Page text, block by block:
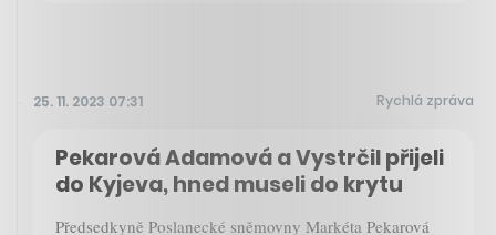
25. 11. 2023 07:31 Rychlá zpráva
Pekarová Adamová a Vystrčil přijeli
do Kyjeva, hned museli do krytu
Předsedkyně Poslanecké sněmovny Markéta Pekarová